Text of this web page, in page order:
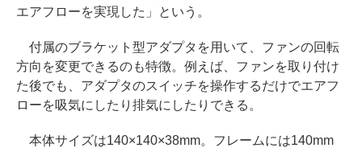
エアフローを実現した」という。
付属のブラケット型アダプタを用いて、ファンの回転
方向を変更できるのも特徴。例えば、ファンを取り付け
た後でも、アダプタのスイッチを操作するだけでエアフ
ローを吸気にしたり排気にしたりできる。
本体サイズは140×140×38mm。フレームには140mm